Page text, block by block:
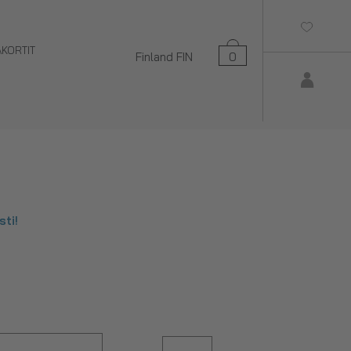
0
Finland FIN